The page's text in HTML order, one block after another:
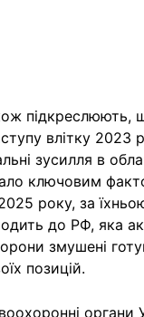
підкреслюють,
влітку 2023
зусилля в
ключовим
2025 року, за
до РФ, яка
змушені
позицій.
органи